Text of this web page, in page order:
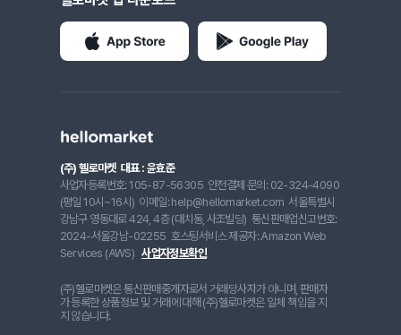
(주) 헬로마켓 대표 : 윤효준
사업자등록번호: 105-87-56305 안전결제 문의: 02-324-4090
(평일 10시~16시) 이메일: help@hellomarket.com 서울특별시
강남구 영동대로 424, 4층 (대치동, 사조빌딩) 통신판매업신고번호:
2024-서울강남-02255 호스팅서비스 제공자: Amazon Web
Services (AWS) 사업자정보확인
(주)헬로마켓은 통신판매중개자로서 거래당사자가 아니며, 판매자
가 등록한 상품정보 및 거래에 대해 (주)헬로마켓은 일체 책임을 지
지 않습니다.